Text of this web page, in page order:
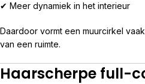
✔ Meer dynamiek in het interieur
Daardoor vormt een muurcirkel
van een ruimte.
Haarscherpe full-